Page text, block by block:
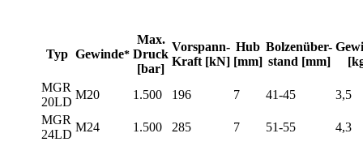
Typ Gewinde*
Max.
Druck
[bar]
Vorspann-
Kraft [kN]
Hub
[mm]
Bolzenüber-
stand [mm]
MGR
20LD
M20 1.500 196 7 41-45
3,5
MGR
24LD
M24 1.500 285 7 51-55
4,3